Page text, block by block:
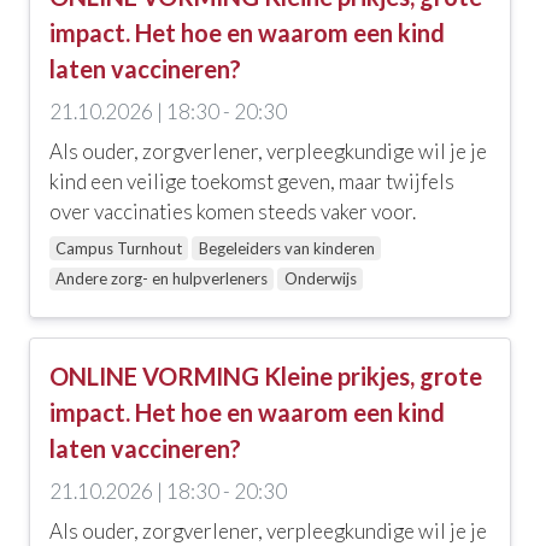
impact. Het hoe en waarom een kind
laten vaccineren?
21.10.2026 | 18:30 - 20:30
Als ouder, zorgverlener, verpleegkundige wil je je
kind een veilige toekomst geven, maar twijfels
over vaccinaties komen steeds vaker voor.
Campus Turnhout
Begeleiders van kinderen
Andere zorg- en hulpverleners
Onderwijs
ONLINE VORMING Kleine prikjes, grote
impact. Het hoe en waarom een kind
laten vaccineren?
21.10.2026 | 18:30 - 20:30
Als ouder, zorgverlener, verpleegkundige wil je je